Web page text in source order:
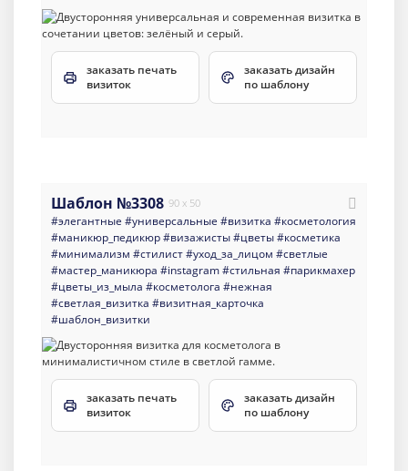
заказать печать
визиток
заказать дизайн
по шаблону
Шаблон №3308 90 x 50
#элегантные #универсальные #визитка #косметология
#маникюр_педикюр#визажисты#цветы#косметика
#минимализм #стилист#уход_за_лицом #светлые
#мастер_маникюра #instagram#стильная #парикмахер
#цветы_из_мыла #косметолога #нежная
#светлая_визитка #визитная_карточка
#шаблон_визитки
заказать печать
визиток
заказать дизайн
по шаблону